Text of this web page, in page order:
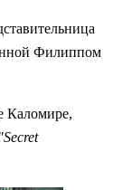
Филиппом
Каломире,
"Secret